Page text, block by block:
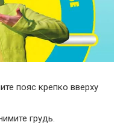
пояс крепко вверху
грудь.